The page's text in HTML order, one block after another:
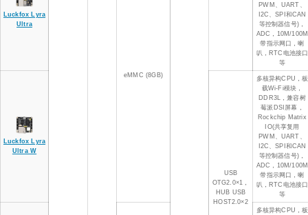
Luckfox Lyra
Ultra
eMMC (8GB)
PWM、UART、
I2C、SPI和CAN
等控制器信号)，
ADC，10M/100M
带指示网口，喇
叭，RTC电池接口
等
Luckfox Lyra
Ultra W
USB
OTG2.0×1，
HUB USB
HOST2.0×2
多核异构CPU，板
载Wi-Fi模块，
DDR3L，兼容树
莓派DSI屏幕，
Rockchip Matrix
IO(共享复用
PWM、UART、
I2C、SPI和CAN
等控制器信号)，
ADC，10M/100M
带指示网口，喇
叭，RTC电池接口
等
多核异构CPU，板